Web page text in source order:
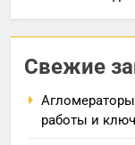
Свежие
работы и